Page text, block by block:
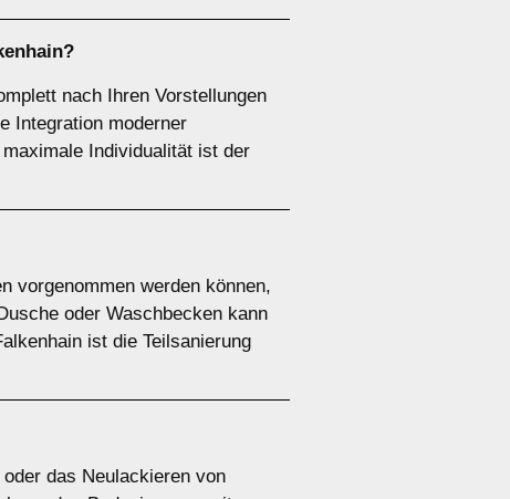
nach Ihren Vorstellungen
Integration moderner
Individualität ist der
vorgenommen werden können,
oder Waschbecken kann
ist die Teilsanierung
das Neulackieren von